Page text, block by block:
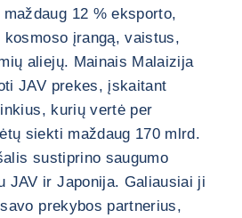
12 % eksporto,
įrangą, vaistus,
aliejų. Mainais Malaizija
JAV prekes, įskaitant
kurių vertė per
siekti maždaug 170 mlrd.
sustiprino saugumo
JAV ir Japonija. Galiausiai ji
prekybos partnerius,